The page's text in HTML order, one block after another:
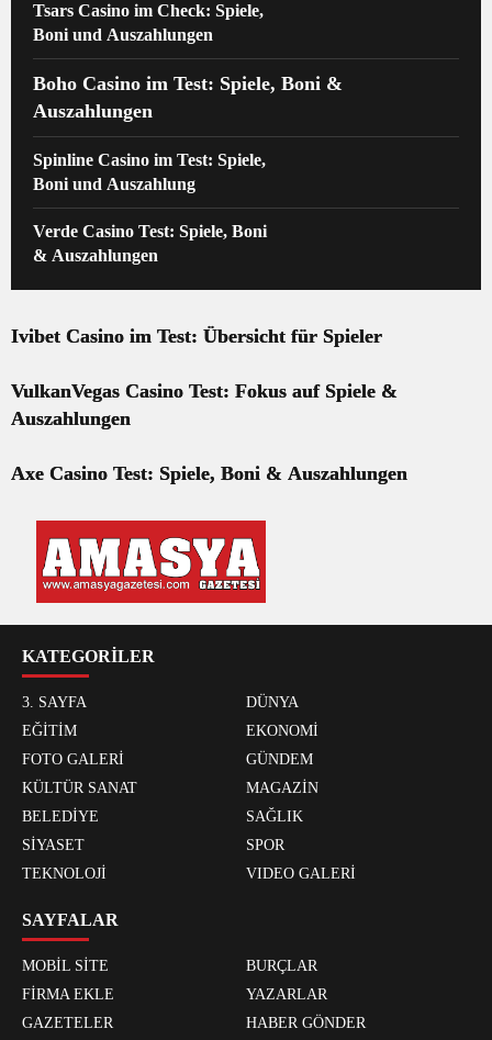
Tsars Casino im Check: Spiele,
Boni und Auszahlungen
Boho Casino im Test: Spiele, Boni &
Auszahlungen
Spinline Casino im Test: Spiele,
Boni und Auszahlung
Verde Casino Test: Spiele, Boni
& Auszahlungen
Ivibet Casino im Test: Übersicht für Spieler
VulkanVegas Casino Test: Fokus auf Spiele &
Auszahlungen
Axe Casino Test: Spiele, Boni & Auszahlungen
KATEGORİLER
3. SAYFA
DÜNYA
EĞİTİM
EKONOMİ
FOTO GALERİ
GÜNDEM
KÜLTÜR SANAT
MAGAZİN
BELEDİYE
SAĞLIK
SİYASET
SPOR
TEKNOLOJİ
VIDEO GALERİ
SAYFALAR
MOBİL SİTE
BURÇLAR
FİRMA EKLE
YAZARLAR
GAZETELER
HABER GÖNDER